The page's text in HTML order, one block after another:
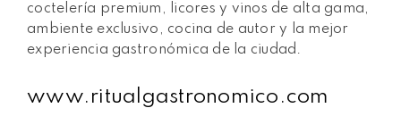
coctelería premium, licores y vinos de alta gama,
ambiente exclusivo, cocina de autor y la mejor
experiencia gastronómica de la ciudad.
www.ritualgastronomico.com